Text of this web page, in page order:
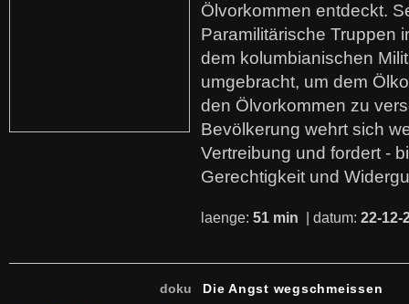
Ölvorkommen entdeckt.
Paramilitärische Truppen
dem kolumbianischen
umgebracht, um dem
den Ölvorkommen zu
Bevölkerung wehrt sich
Vertreibung und fordert -
Gerechtigkeit und
laenge: 51 min | datum: 22-12-
doku Die Angst wegschmeissen